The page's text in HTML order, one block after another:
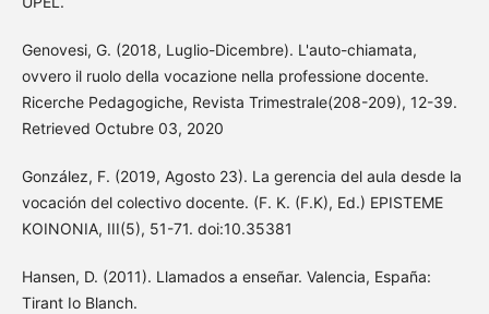
Genovesi, G. (2018, Luglio-Dicembre). L'auto-chiamata,
ovvero il ruolo della vocazione nella professione docente.
Ricerche Pedagogiche, Revista Trimestrale(208-209), 12-39.
Retrieved Octubre 03, 2020
González, F. (2019, Agosto 23). La gerencia del aula desde la
vocación del colectivo docente. (F. K. (F.K), Ed.) EPISTEME
KOINONIA, III(5), 51-71. doi:10.35381
Hansen, D. (2011). Llamados a enseñar. Valencia, España:
Tirant Io Blanch.